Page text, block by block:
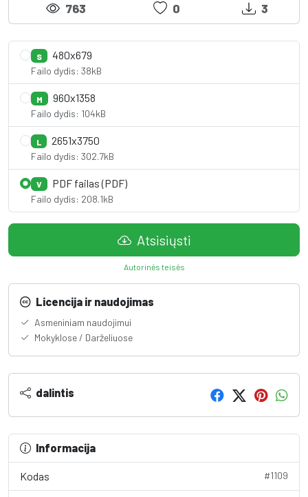
763 0 3
S 480x679
Failo dydis: 38kB
M 960x1358
Failo dydis: 104kB
L 2651x3750
Failo dydis: 302.7kB
V PDF failas (PDF)
Failo dydis: 208.1kB
Atsisiųsti
Autorinės teisės
Licencija ir naudojimas
Asmeniniam naudojimui
Mokyklose / Darželiuose
dalintis
Informacija
Kodas #1109